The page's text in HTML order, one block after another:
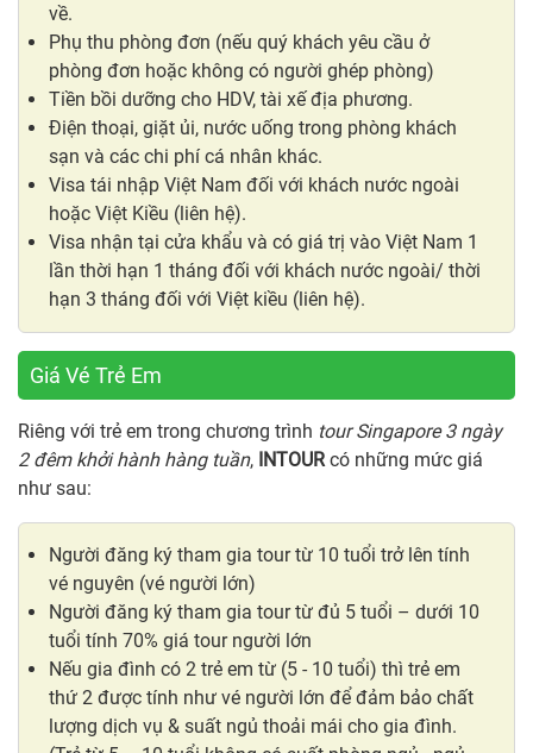
về.
Phụ thu phòng đơn (nếu quý khách yêu cầu ở
phòng đơn hoặc không có người ghép phòng)
Tiền bồi dưỡng cho HDV, tài xế địa phương.
Điện thoại, giặt ủi, nước uống trong phòng khách
sạn và các chi phí cá nhân khác.
Visa tái nhập Việt Nam đối với khách nước ngoài
hoặc Việt Kiều (liên hệ).
Visa nhận tại cửa khẩu và có giá trị vào Việt Nam 1
lần thời hạn 1 tháng đối với khách nước ngoài/ thời
hạn 3 tháng đối với Việt kiều (liên hệ).
Giá Vé Trẻ Em
Riêng với trẻ em trong chương trình tour Singapore 3 ngày
2 đêm khởi hành hàng tuần, INTOURcó những mức giá
như sau:
Người đăng ký tham gia tour từ 10 tuổi trở lên tính
vé nguyên (vé người lớn)
Người đăng ký tham gia tour từ đủ 5 tuổi – dưới 10
tuổi tính 70% giá tour người lớn
Nếu gia đình có 2 trẻ em từ (5 - 10 tuổi) thì trẻ em
thứ 2 được tính như vé người lớn để đảm bảo chất
lượng dịch vụ & suất ngủ thoải mái cho gia đình.